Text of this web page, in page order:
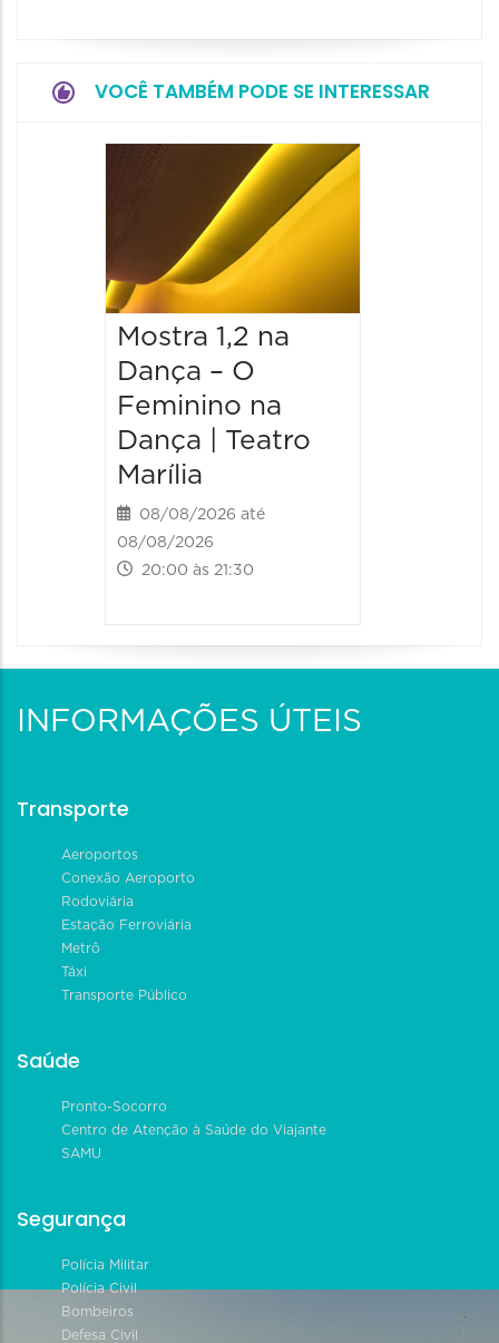
VOCÊ TAMBÉM PODE SE INTERESSAR
Mostra 1,2 na
Dança – O
Feminino na
Dança | Teatro
Marília
08/08/2026 até
08/08/2026
20:00 às 21:30
INFORMAÇÕES ÚTEIS
Transporte
Aeroportos
Conexão Aeroporto
Rodoviária
Estação Ferroviária
Metrô
Táxi
Transporte Público
Saúde
Pronto-Socorro
Centro de Atenção à Saúde do Viajante
SAMU
Segurança
Polícia Militar
Polícia Civil
Bombeiros
Defesa Civil